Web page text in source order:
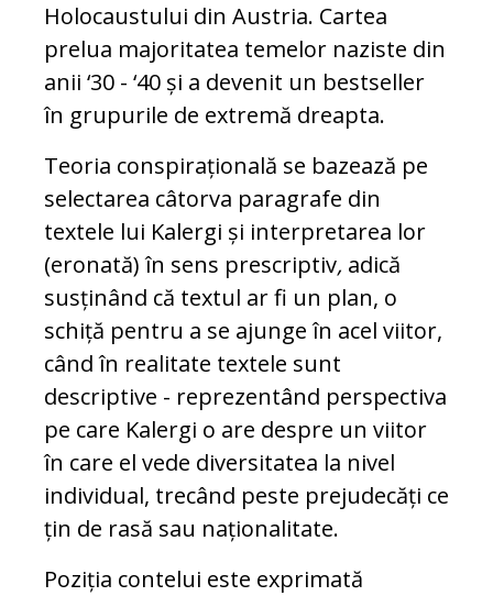
Holocaustului din Austria. Cartea
prelua majoritatea temelor naziste din
anii ‘30 - ‘40 și a devenit un bestseller
în grupurile de extremă dreapta.
Teoria conspirațională se bazează pe
selectarea câtorva paragrafe din
textele lui Kalergi și interpretarea lor
(eronată) în sens prescriptiv, adică
susținând că textul ar fi un plan, o
schiță pentru a se ajunge în acel viitor,
când în realitate textele sunt
descriptive - reprezentând perspectiva
pe care Kalergi o are despre un viitor
în care el vede diversitatea la nivel
individual, trecând peste prejudecăți ce
țin de rasă sau naționalitate.
Poziția contelui este exprimată